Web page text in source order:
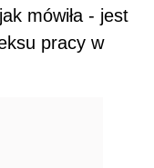
mówiła - jest
pracy w